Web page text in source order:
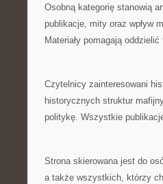
Osobną kategorię stanowią
publikacje, mity oraz wpływ
Materiały pomagają
Czytelnicy zainteresowani
historycznych struktur
politykę. Wszystkie
Strona skierowana jest do
a także wszystkich, którzy